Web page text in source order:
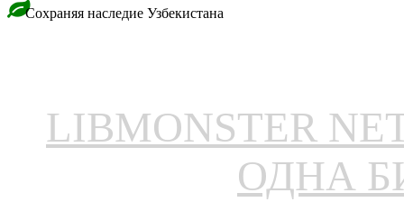
Сохраняя наследие Узбекистана
LIBMONSTER
ОДНА